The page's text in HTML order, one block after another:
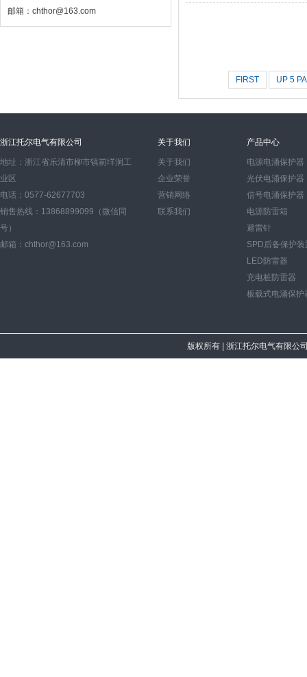
邮箱：chthor@163.com
FIRST UP 5
浙江托尔电气有限公司
地址：浙江省乐清市柳市镇前垟洞工
业区
电话：0577-62677703
销售热线：13868899099（微信同
号）
邮箱：chthor@163.com
关于我们
关于我们
企业荣誉
营销网络
联系我们
产品中心
电源电涌保护器
光伏电涌保护器
信号电涌保护器
电源防雷箱
避雷针
SPD后备保护装
LED防雷器
充电桩防雷器
板载式电涌保护
版权所有| 浙江托尔电气有限公